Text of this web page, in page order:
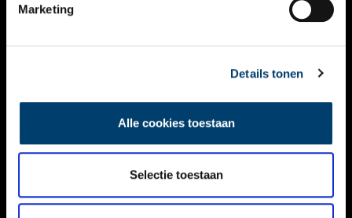
Marketing
Details tonen
Alle cookies toestaan
Selectie toestaan
NIEUWS
KALENDER
ACTIVITEITEN